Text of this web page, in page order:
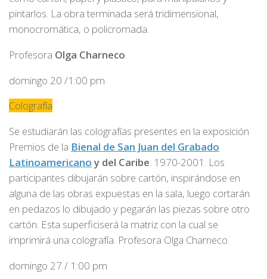
pintarlos. La obra terminada será tridimensional,
monocromática, o policromada.
Profesora Olga Charneco.
domingo 20 /1:00 pm
Colografía
Se estudiarán las colografías presentes en la exposición
Premios de la Bienal de San Juan del Grabado
Latinoamericano y del Caribe: 1970-2001. Los
participantes dibujarán sobre cartón, inspirándose en
alguna de las obras expuestas en la sala, luego cortarán
en pedazos lo dibujado y pegarán las piezas sobre otro
cartón. Esta superficiserá la matriz con la cual se
imprimirá una colografía. Profesora Olga Charneco.
domingo 27 / 1:00 pm